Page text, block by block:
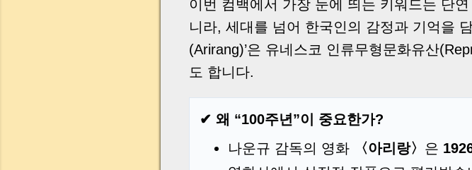
이번 컴백에서 가장 눈에 띄는 키워드는 단연
니라, 세대를 넘어 한국인의 감정과 기억을
(Arirang)’은 유네스코 인류무형문화유산
도 합니다.
✔ 왜 “100주년”이 중요한가?
나운규 감독의 영화
〈아리랑〉 은